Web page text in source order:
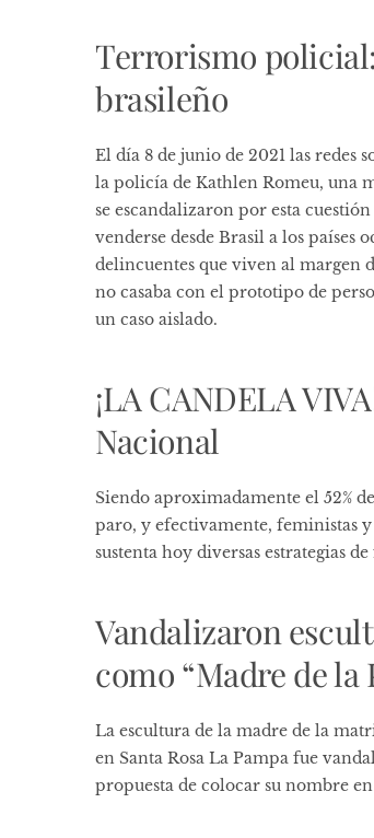
Terrorismo
brasileño
El día 8 de junio de 2021 las redes
la policía de Kathlen Romeu, una
se escandalizaron por esta
venderse desde Brasil a los países
delincuentes que viven al margen
no casaba con el prototipo de
un caso aislado.
¡LA CANDELA
Nacional
Siendo aproximadamente el 52%
paro, y efectivamente, feministas
sustenta hoy diversas estrategias
Vandalizaron
como “Madre de la
La escultura de la madre de la
en Santa Rosa La Pampa fue
propuesta de colocar su nombre